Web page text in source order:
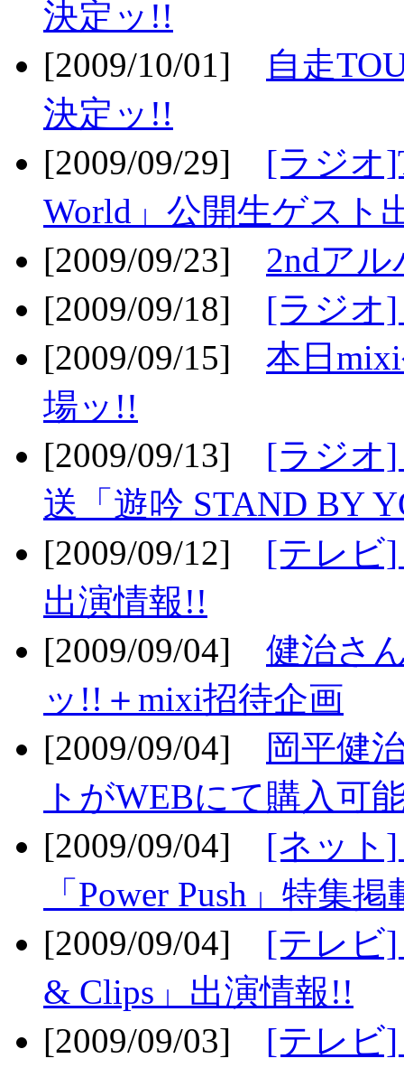
決定ッ!!
[2009/10/01]
自走
決定ッ!!
[2009/09/29] [ラジオ
World」公開生ゲスト
[2009/09/23] 2ndア
[2009/09/18] [ラジオ
[2009/09/15] 本日
場ッ!!
[2009/09/13] [ラジオ]
送「遊吟 STAND BY
[2009/09/12] [テレビ]
出演情報!!
[2009/09/04] 健治さ
ッ!!＋mixi招待企画
[2009/09/04]
岡平健
トがWEBにて購入可
[2009/09/04] [ネット]
「Power Push」特集
[2009/09/04] [テレビ]
& Clips」出演情報!!
[2009/09/03] [テレビ